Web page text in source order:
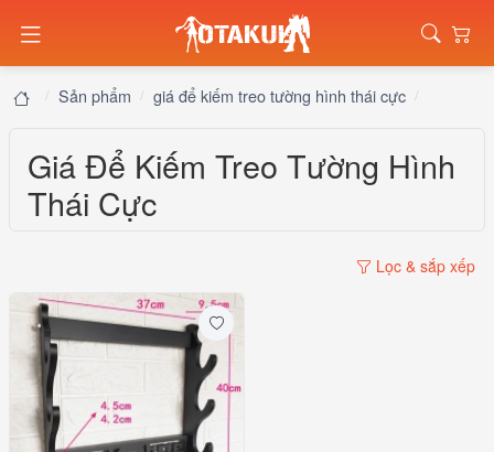
Sản phẩm giá để kiếm treo tường hình thái cực
Giá Để Kiếm Treo Tường Hình
Thái Cực
Lọc & sắp xếp